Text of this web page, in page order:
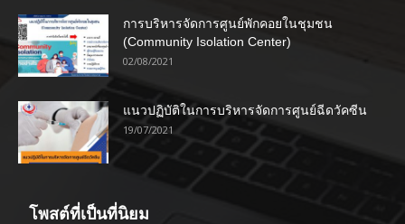
การบริหารจัดการศูนย์พักคอยในชุมชน
(Community Isolation Center)
02/08/2021
แนวปฏิบัติในการบริหารจัดการศูนย์ฉีดวัคซีน
19/07/2021
โพสต์ที่เป็นที่นิยม